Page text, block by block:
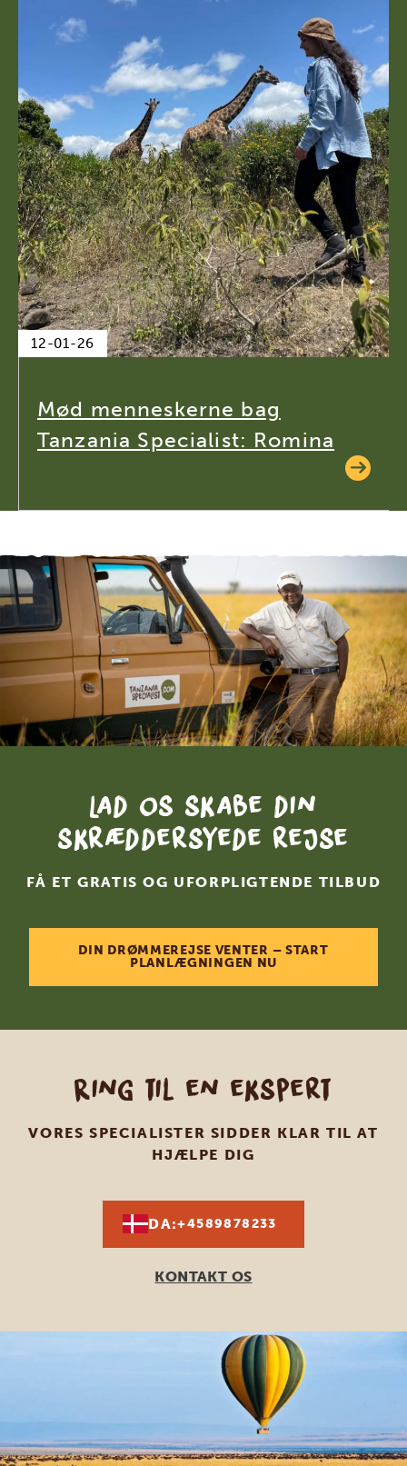
12-01-26
Mød menneskerne bag
Tanzania Specialist: Romina
Lad os skabe din
skræddersyede rejse
FÅ ET GRATIS OG UFORPLIGTENDE TILBUD
DIN DRØMMEREJSE VENTER – START
PLANLÆGNINGEN NU
Ring til en ekspert
VORES SPECIALISTER SIDDER KLAR TIL AT
HJÆLPE DIG
DA:+4589878233
KONTAKT OS